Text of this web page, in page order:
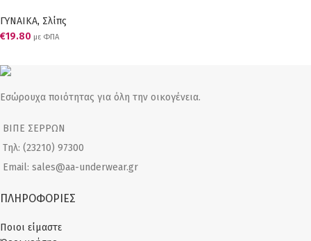
ΓΥΝΑΙΚΑ, Σλίπς
€19.80 με ΦΠΑ
Εσώρουχα ποιότητας για όλη την οικογένεια.
ΒΙΠΕ ΣΕΡΡΩΝ
Τηλ: (23210) 97300
Email: sales@aa-underwear.gr
ΠΛΗΡΟΦΟΡΙΕΣ
Ποιοι είμαστε